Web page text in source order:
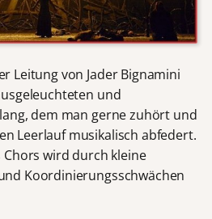
Leitung von Jader Bignamini
und
dem man gerne zuhört und
Leerlauf musikalisch abfedert.
Chors wird durch kleine
Koordinierungsschwächen